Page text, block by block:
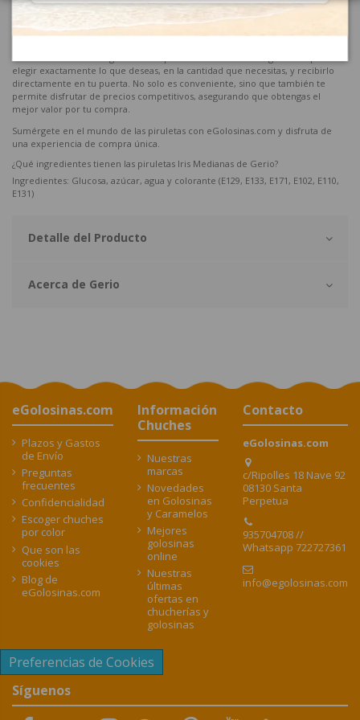
ocasión. ¿Estás organizando una fiesta temática, un evento especial o
simplemente quieres darte un capricho? Tenemos todo lo que necesitas.
elegir exactamente lo que deseas, en la cantidad que necesitas, y recibirlo
directamente en tu puerta. No solo es conveniente, sino que también te
permite disfrutar de precios competitivos, asegurando que obtengas el
mejor valor por tu compra.
Sumérgete en el mundo de las piruletas con eGolosinas.com y disfruta de
una experiencia de compra única.
¿Qué ingredientes tienen las piruletas Iris Medianas de Gerio?
Ingredientes: Glucosa, azúcar, agua y colorante (E129, E133, E171, E102, E110,
E131)
Detalle del Producto
Acerca de Gerio
eGolosinas.com
Plazos y Gastos
de Envío
Preguntas
frecuentes
Confidencialidad
Escoger chuches
por color
Que son las
cookies
Blog de
eGolosinas.com
Información
Chuches
Nuestras
marcas
Novedades
en Golosinas
y Caramelos
Mejores
golosinas
online
Nuestras
últimas
ofertas en
chucherías y
golosinas
Contacto
eGolosinas.com
c/Ripolles 18 Nave 92
08130 Santa
Perpetua
935704708 //
Whatsapp 722727361
info@egolosinas.com
Preferencias de Cookies
Síguenos